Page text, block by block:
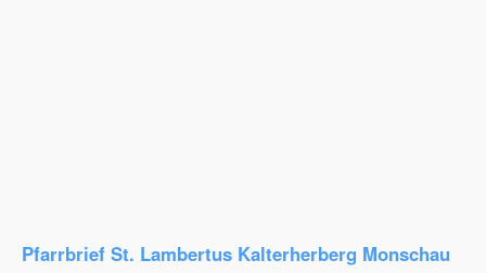
Pfarrbrief St. Lambertus Kalterherberg Monschau